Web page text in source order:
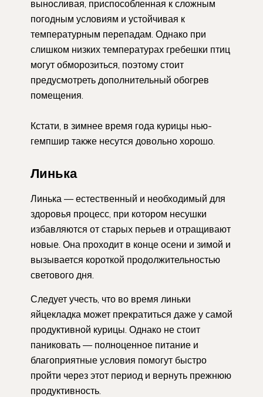
выносливая, приспособленная к сложным
погодным условиям и устойчивая к
температурным перепадам. Однако при
слишком низких температурах гребешки птиц
могут обморозиться, поэтому стоит
предусмотреть дополнительный обогрев
помещения.
Кстати, в зимнее время года курицы нью-
гемпшир также несутся довольно хорошо.
Линька
Линька — естественный и необходимый для
здоровья процесс, при котором несушки
избавляются от старых перьев и отращивают
новые. Она проходит в конце осени и зимой и
вызывается короткой продолжительностью
светового дня.
Следует учесть, что во время линьки
яйцекладка может прекратиться даже у самой
продуктивной курицы. Однако не стоит
паниковать — полноценное питание и
благоприятные условия помогут быстро
пройти через этот период и вернуть прежнюю
продуктивность.